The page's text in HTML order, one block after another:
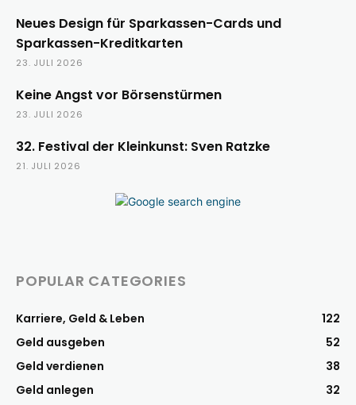
Neues Design für Sparkassen-Cards und
Sparkassen-Kreditkarten
23. JULI 2026
Keine Angst vor Börsenstürmen
23. JULI 2026
32. Festival der Kleinkunst: Sven Ratzke
21. JULI 2026
POPULAR CATEGORIES
Karriere, Geld & Leben
122
Geld ausgeben
52
Geld verdienen
38
Geld anlegen
32